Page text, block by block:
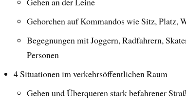
Gehorchen auf Kommandos wie Sitz, Platz,
Begegnungen mit Joggern, Radfahrern,
Personen
4 Situationen im verkehrsöffentlichen Raum
Gehen und Überqueren stark befahrener